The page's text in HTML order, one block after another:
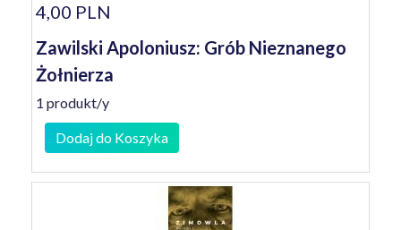
4,00 PLN
Zawilski Apoloniusz: Grób Nieznanego
Żołnierza
1 produkt/y
Dodaj do Koszyka